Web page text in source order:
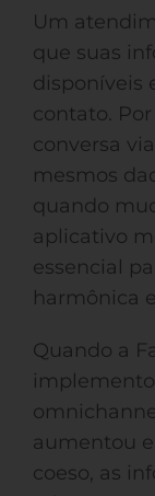
Um
que suas
disponíveis
contato.
conversa
mesmos
quando
aplicativo
essencial
harmônica
Quando a
aumentou
coeso, as